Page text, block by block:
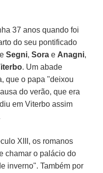
37 anos quando foi
do seu pontificado
Segni,Sora e Anagni,
. Um abade
que o papa "deixou
do verão, que era
em Viterbo assim
XIII, os romanos
chamar o palácio do
inverno". Também por